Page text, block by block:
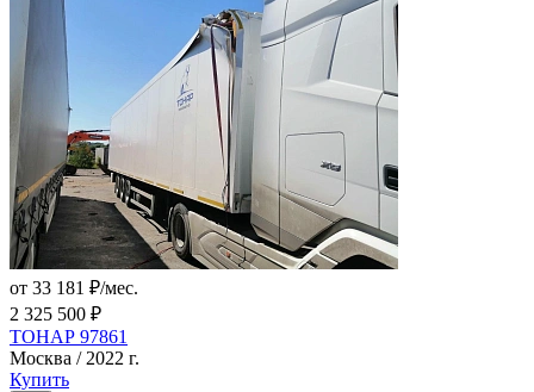
от 33 181 ₽/мес.
2 325 500 ₽
ТОНАР 97861
Москва / 2022 г.
Купить